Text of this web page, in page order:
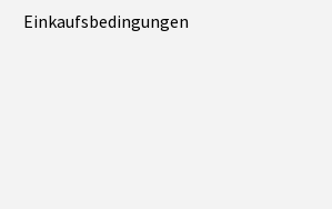
Einkaufsbedingungen